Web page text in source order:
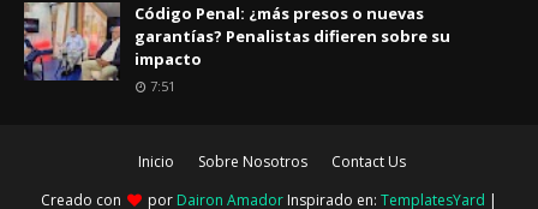
Código Penal: ¿más presos o nuevas
garantías? Penalistas difieren sobre su
impacto
7:51
Inicio Sobre Nosotros
Contact Us
Creado con
por Dairon Amador Inspirado en: TemplatesYard |